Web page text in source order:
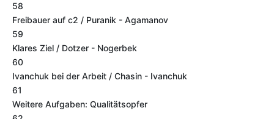
58
Freibauer auf c2 / Puranik - Agamanov
59
Klares Ziel / Dotzer - Nogerbek
60
Ivanchuk bei der Arbeit / Chasin - Ivanchuk
61
Weitere Aufgaben: Qualitätsopfer